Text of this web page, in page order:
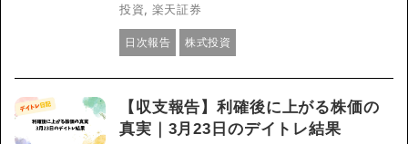
投資, 楽天証券
日次報告 株式投資
【収支報告】利確後に上がる株価の
真実｜3月23日のデイトレ結果